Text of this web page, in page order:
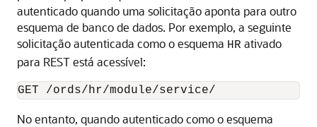
autenticado quando uma solicitação aponta para outro
esquema de banco de dados. Por exemplo, a seguinte
solicitação autenticada como o esquema HR ativado
para REST está acessível:
GET /ords/hr/module/service/
No entanto, quando autenticado como o esquema